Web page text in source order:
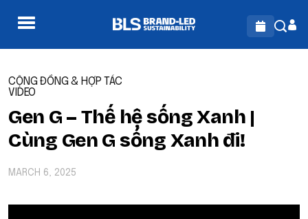
CỘNG ĐỒNG & HỢP TÁC
VIDEO
Gen G – Thế hệ sống Xanh |
Cùng Gen G sống Xanh đi!
MARCH 6, 2025